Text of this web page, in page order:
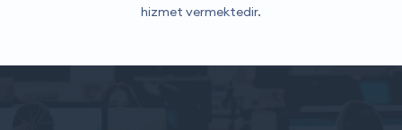
hizmet vermektedir.